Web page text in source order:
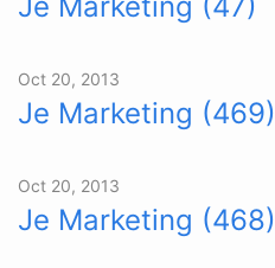
Oct 20, 2013
Je Marketing (469)
Oct 20, 2013
Je Marketing (468)